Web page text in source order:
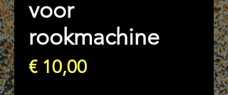
voor
rookmachine
€ 10,00Prijs